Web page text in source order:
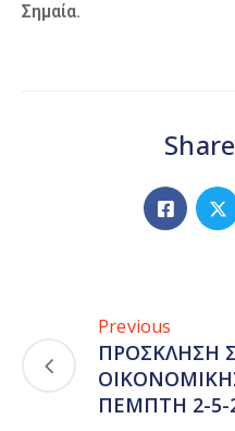
Σημαία.
Previous
ΠΡΟΣΚΛΗΣΗ
ΠΕΜΠΤΗ 2-5-